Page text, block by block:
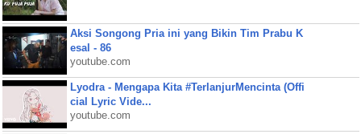
Aksi Songong Pria ini yang Bikin Tim Prabu K
esal - 86
youtube.com
Lyodra - Mengapa Kita #TerlanjurMencinta (Offi
cial Lyric Vide...
youtube.com